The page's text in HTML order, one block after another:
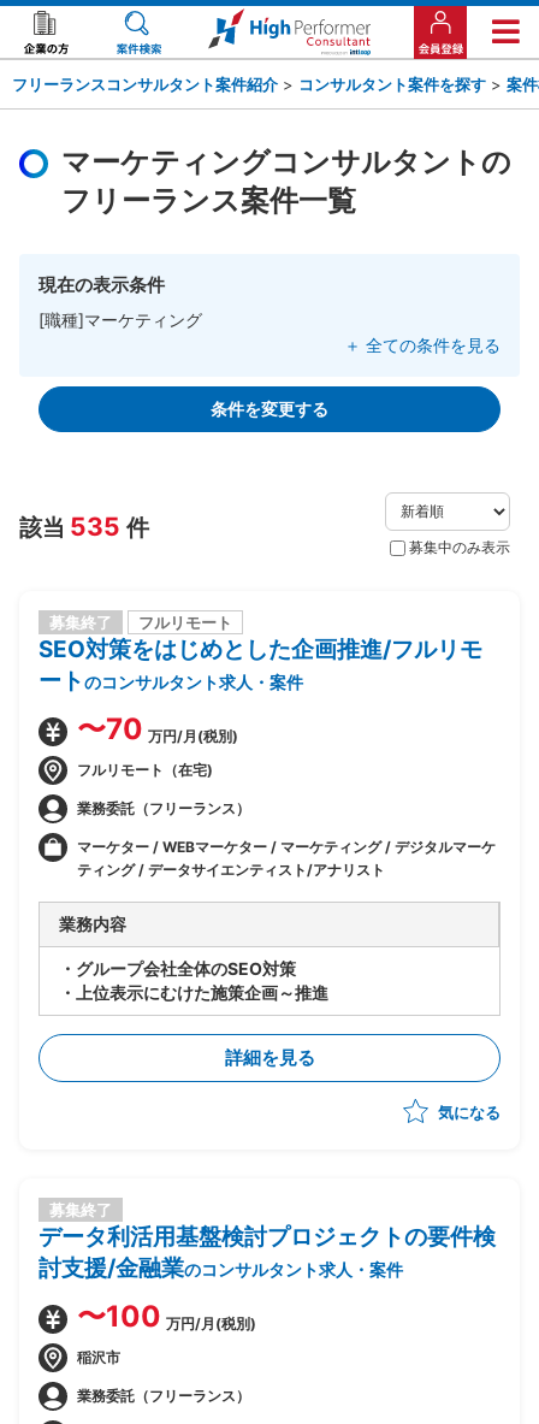
フリーランスコンサルタント案件紹介 > コンサルタント案件を探す > 案
マーケティングコンサルタントの
フリーランス案件一覧
現在の表示条件
[職種]マーケティング
＋ 全ての条件を見る
条件を変更する
該当 535 件
募集中のみ表示
募集終了 フルリモート
SEO対策をはじめとした企画推進/フルリモ
ートのコンサルタント求人・案件
〜70 万円/月(税別)
フルリモート（在宅)
業務委託（フリーランス）
マーケター / WEBマーケター / マーケティング / デジタルマーケ
ティング / データサイエンティスト/アナリスト
業務内容
・グループ会社全体のSEO対策
・上位表示にむけた施策企画～推進
詳細を見る
気になる
募集終了
データ利活用基盤検討プロジェクトの要件検
討支援/金融業のコンサルタント求人・案件
〜100 万円/月(税別)
稲沢市
業務委託（フリーランス）